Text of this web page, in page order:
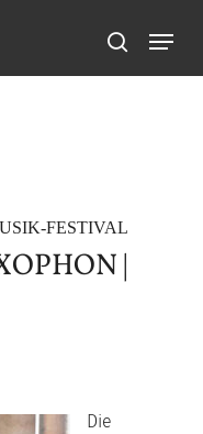
search
Menu
FESTIVAL
|
Die